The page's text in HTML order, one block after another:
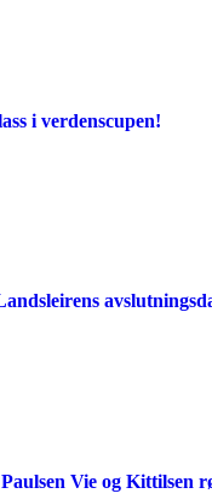
i verdenscupen!
Vie og Kittilsen